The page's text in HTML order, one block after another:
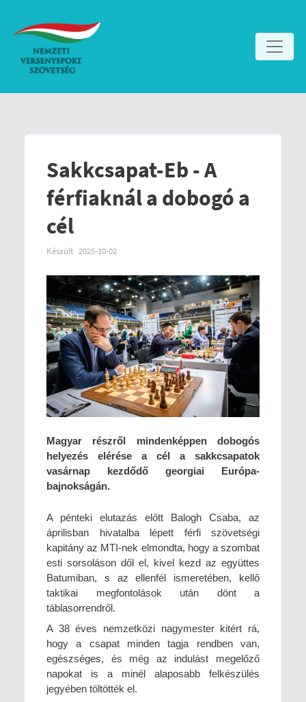
Sakkcsapat-Eb - A
férfiaknál a dobogó a
cél
Készült 2025-10-02
Magyar részről mindenképpen dobogós
helyezés elérése a cél a sakkcsapatok
vasárnap kezdődő georgiai Európa-
bajnokságán.
A pénteki elutazás előtt Balogh Csaba, az
áprilisban hivatalba lépett férfi szövetségi
kapitány az MTI-nek elmondta, hogy a szombat
esti sorsoláson dől el, kivel kezd az együttes
Batumiban, s az ellenfél ismeretében, kellő
taktikai megfontolások után dönt a
táblasorrendről.
A 38 éves nemzetközi nagymester kitért rá,
hogy a csapat minden tagja rendben van,
egészséges, és még az indulást megelőző
napokat is a minél alaposabb felkészülés
jegyében töltötték el.